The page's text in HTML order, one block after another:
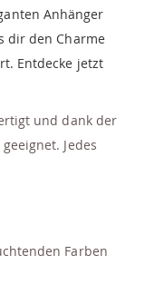
Anhänger
dir den Charme
Entdecke jetzt
und dank der
Jedes
Farben